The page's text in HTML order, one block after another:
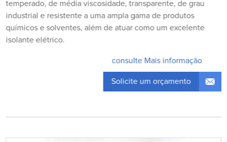
temperado, de média viscosidade, transparente, de grau
industrial e resistente a uma ampla gama de produtos
químicos e solventes, além de atuar como um excelente
isolante elétrico.
consulte Mais informação
Solicite um orçamento